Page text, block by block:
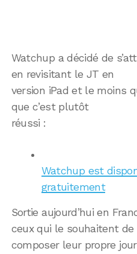
Watchup a décidé de
en revisitant le JT en
version iPad et le moins
que c’est plutôt
réussi :
Watchup est
gratuitement
Sortie aujourd’hui en
ceux qui le souhaitent de
composer leur propre